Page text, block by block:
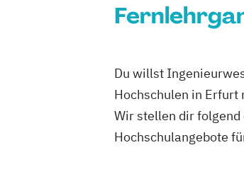
Du willst
Hochschulen in Erfurt
Wir stellen dir folgend
Hochschulangebote